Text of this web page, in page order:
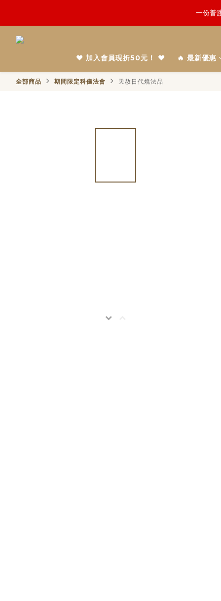
鬼門開
慎終
❤️ 加入會員現折50元！ ❤️
🔥 最新優惠
全部商品 期間限定科儀法會 天赦日代燒法品